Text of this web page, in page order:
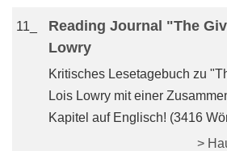
11_
Reading Journal "The
Lowry
Kritisches Lesetagebuch zu
Lois Lowry mit einer
Kapitel auf Englisch! (3416
>